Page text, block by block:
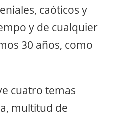
caóticos y
y de cualquier
30 años, como
cuatro temas
multitud de